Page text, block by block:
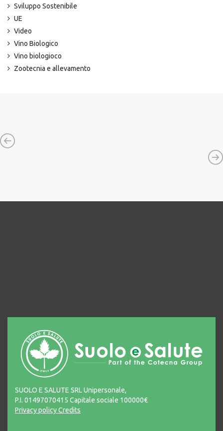
Sviluppo Sostenibile
UE
Video
Vino Biologico
Vino biologioco
Zootecnia e allevamento
SUOLO E SALUTE SRL Unipersonale,
P.I. 01497070415 Capitale sociale 100000€
Privacy policyCredits